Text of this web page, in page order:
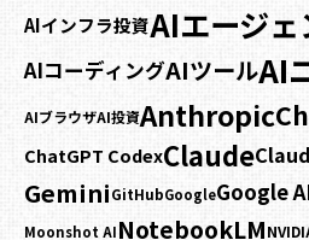
AIインフラ投資AIエージェ
AIコーディングAIツールAI
AIブラウザAI投資Anthropic
ChatGPT CodexClaude
GeminiGitHubGoogleGoogle
Moonshot AINotebookLM